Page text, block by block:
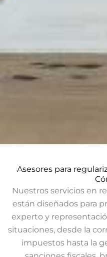
Asesores para
Nuestros servicios en
están diseñados para
experto y
situaciones, desde la
impuestos hasta la